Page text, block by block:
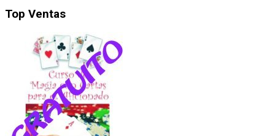
Top Ventas